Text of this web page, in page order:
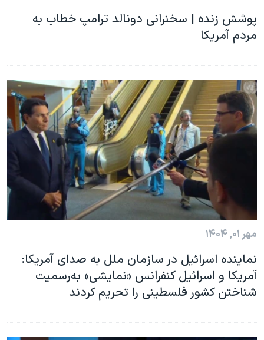
پوشش زنده | سخنرانی دونالد ترامپ خطاب به
مردم آمریکا
مهر ۰۱, ۱۴۰۴
نماینده اسرائیل در سازمان ملل به صدای آمریکا:
آمریکا و اسرائیل کنفرانس «نمایشی» به‌رسمیت
شناختن کشور فلسطینی را تحریم کردند